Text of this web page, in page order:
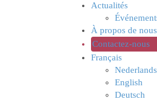
Actualités
À propos de nous
Contactez-nous
Français
Nederlands
English
Deutsch